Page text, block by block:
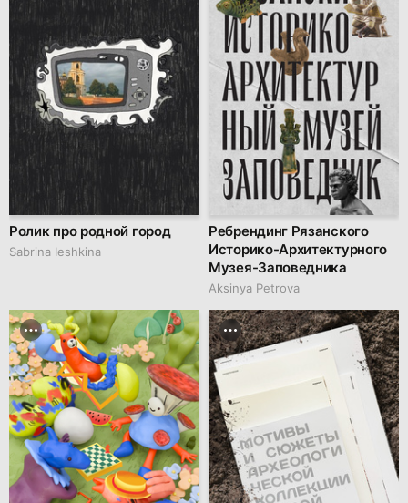
Ролик про родной город
Sabrina Ieshkina
Ребрендинг Рязанского
Историко-Архитектурного
Музея-Заповедника
Aksinya Petrova